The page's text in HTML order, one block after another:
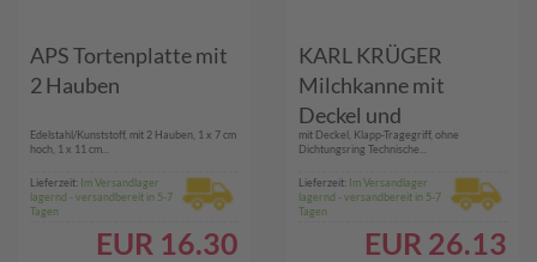
APS Tortenplatte mit
2 Hauben
Edelstahl/Kunststoff, mit 2 Hauben, 1 x 7 cm
hoch, 1 x 11 cm...
Lieferzeit: Im Versandlager
lagernd - versandbereit in 5-7
Tagen
EUR 16.30
KARL KRÜGER
Milchkanne mit
Deckel und
Klapptragegriff 2 l
Ø13cm emailliert
weiß
mit Deckel, Klapp-Tragegriff, ohne
Dichtungsring Technische...
Lieferzeit: Im Versandlager
lagernd - versandbereit in 5-7
Tagen
EUR 26.13